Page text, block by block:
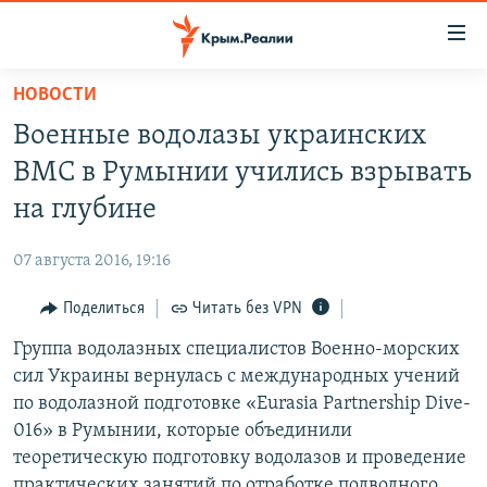
Вернуться
основному
содержанию
главной
навигации
Вернутся
поиску
11 ЛЕТ ОККУПАЦИИ КРЫМА. 11 ИСТОРИЙ СОПРОТИВЛЕНИЯ
ЕЩЕ
ИНТЕРАКТИВ
ИНФОГРАФИКА
ТЕЛЕПРОЕКТ КРЫМ.РЕАЛИИ
СОВЕТЫ ПРАВОЗАЩИТНИКОВ
ПРОПАВШИЕ БЕЗ ВЕСТИ
РАДІО СВОБОДА
КАК ОБОЙТИ БЛОКИРОВКУ
Українською
Qırımtatar
НОВОСТИ
Военные водолазы украинских
ВМС в Румынии учились взрывать
на глубине
07 августа 2016, 19:16
Поделиться Читать без VPN
Группа водолазных специалистов Военно-морских
сил Украины вернулась с международных учений
по водолазной подготовке «Eurasia Partnership Dive-
016» в Румынии, которые объединили
теоретическую подготовку водолазов и проведение